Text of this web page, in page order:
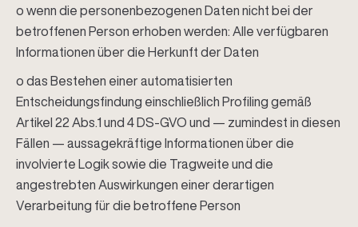
o wenn die personenbezogenen Daten nicht bei der
betroffenen Person erhoben werden: Alle verfügbaren
Informationen über die Herkunft der Daten
o das Bestehen einer automatisierten
Entscheidungsfindung einschließlich Profiling gemäß
Artikel 22 Abs.1 und 4 DS-GVO und — zumindest in diesen
Fällen — aussagekräftige Informationen über die
involvierte Logik sowie die Tragweite und die
angestrebten Auswirkungen einer derartigen
Verarbeitung für die betroffene Person